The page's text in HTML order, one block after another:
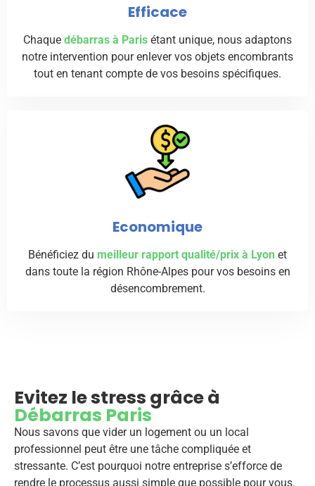
Efficace
Chaque débarras à Paris étant unique, nous adaptons
notre intervention pour enlever vos objets encombrants
tout en tenant compte de vos besoins spécifiques.
Economique
Bénéficiez du meilleur rapport qualité/prix à Lyon et
dans toute la région Rhône-Alpes pour vos besoins en
désencombrement.
Evitez le stress grâce à
Débarras Paris
Nous savons que vider un logement ou un local
professionnel peut être une tâche compliquée et
stressante. C’est pourquoi notre entreprise s’efforce de
rendre le processus aussi simple que possible pour vous.